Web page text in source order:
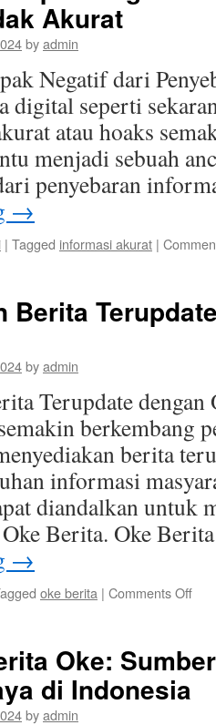
Akurat
byadmin
Negatif dari
digital seperti
atau hoaks
menjadi sebuah
penyebaran
→
| Tagged informasi akurat |
Berita
byadmin
Terupdate dengan
berkembang
berita
informasi
diandalkan untuk
Oke Berita. Oke
→
oke berita | Comments Offon
Oke:
di Indonesia
byadmin